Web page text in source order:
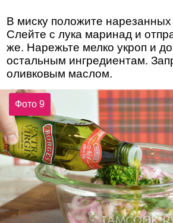
В миску положите
Слейте с лука маринад и
же. Нарежьте мелко укроп и
остальным ингредиентам.
оливковым маслом.
Фото 9